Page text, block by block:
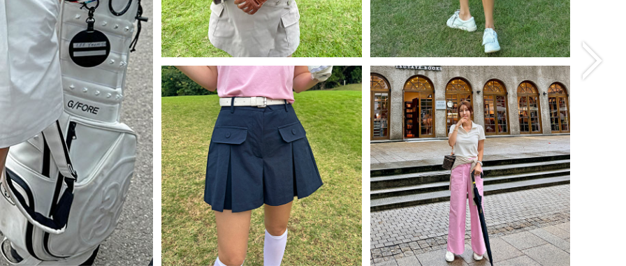
아이스 와이드 팬츠-(주문폭주)
(리뷰 :
241)
88,000원 79,200원
size(S,M,L/basic,long)
빅 카고포켓 스커트(리뷰 : 5)
98,000원 78,400원
size(XS,S,M,L)